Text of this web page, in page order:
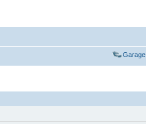
Garage